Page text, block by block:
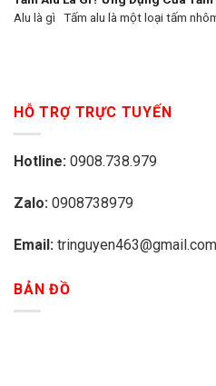
Alu là gì Tấm alu là một loại tấm
HỖ TRỢ TRỰC TUYẾN
Hotline: 0908.738.979
Zalo: 0908738979
Email: tringuyen463@gmail.com
BẢN ĐỒ